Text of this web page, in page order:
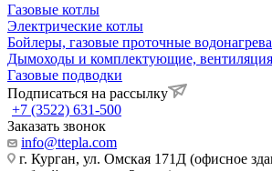
Газовые котлы
Электрические котлы
Бойлеры, газовые проточные
Дымоходы и комплектующие, вентиляция
Газовые подводки
Подписаться на рассылку
+7 (3522) 631-500
Заказать звонок
info@ttepla.com
г. Курган, ул. Омская 171Д (офисное